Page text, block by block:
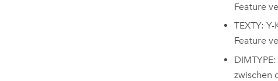
Feature
TEXTY:
Feature
zwischen